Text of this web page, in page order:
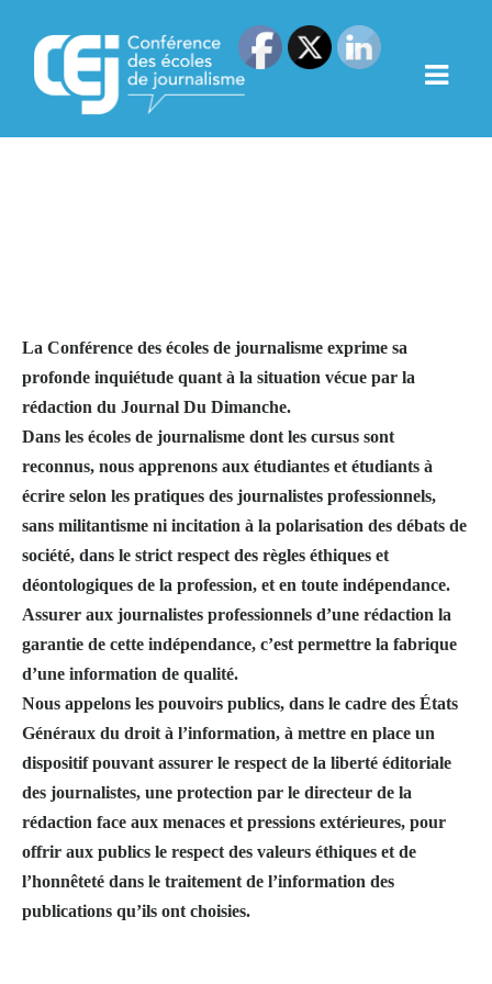
La Conférence des écoles de journalisme exprime sa
profonde inquiétude quant à la situation vécue par la
rédaction du Journal Du Dimanche.
Dans les écoles de journalisme dont les cursus sont
reconnus, nous apprenons aux étudiantes et étudiants à
écrire selon les pratiques des journalistes professionnels,
sans militantisme ni incitation à la polarisation des débats de
société, dans le strict respect des règles éthiques et
déontologiques de la profession, et en toute indépendance.
Assurer aux journalistes professionnels d’une rédaction la
garantie de cette indépendance, c’est permettre la fabrique
d’une information de qualité.
Nous appelons les pouvoirs publics, dans le cadre des États
Généraux du droit à l’information, à mettre en place un
dispositif pouvant assurer le respect de la liberté éditoriale
des journalistes, une protection par le directeur de la
rédaction face aux menaces et pressions extérieures, pour
offrir aux publics le respect des valeurs éthiques et de
l’honnêteté dans le traitement de l’information des
publications qu’ils ont choisies.